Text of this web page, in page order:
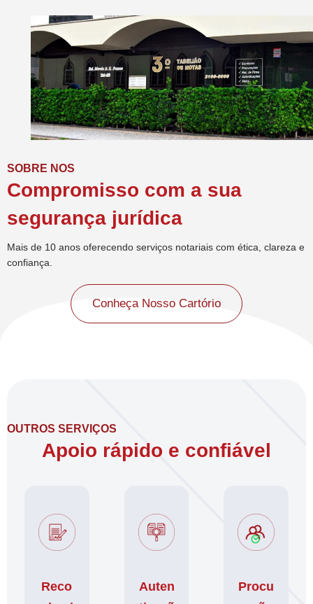
SOBRE NOS
Compromisso com a sua
segurança jurídica
Mais de 10 anos oferecendo serviços notariais com ética, clareza e
confiança.
Conheça Nosso Cartório
OUTROS SERVIÇOS
Apoio rápido e confiável
Reco
Auten
Procu